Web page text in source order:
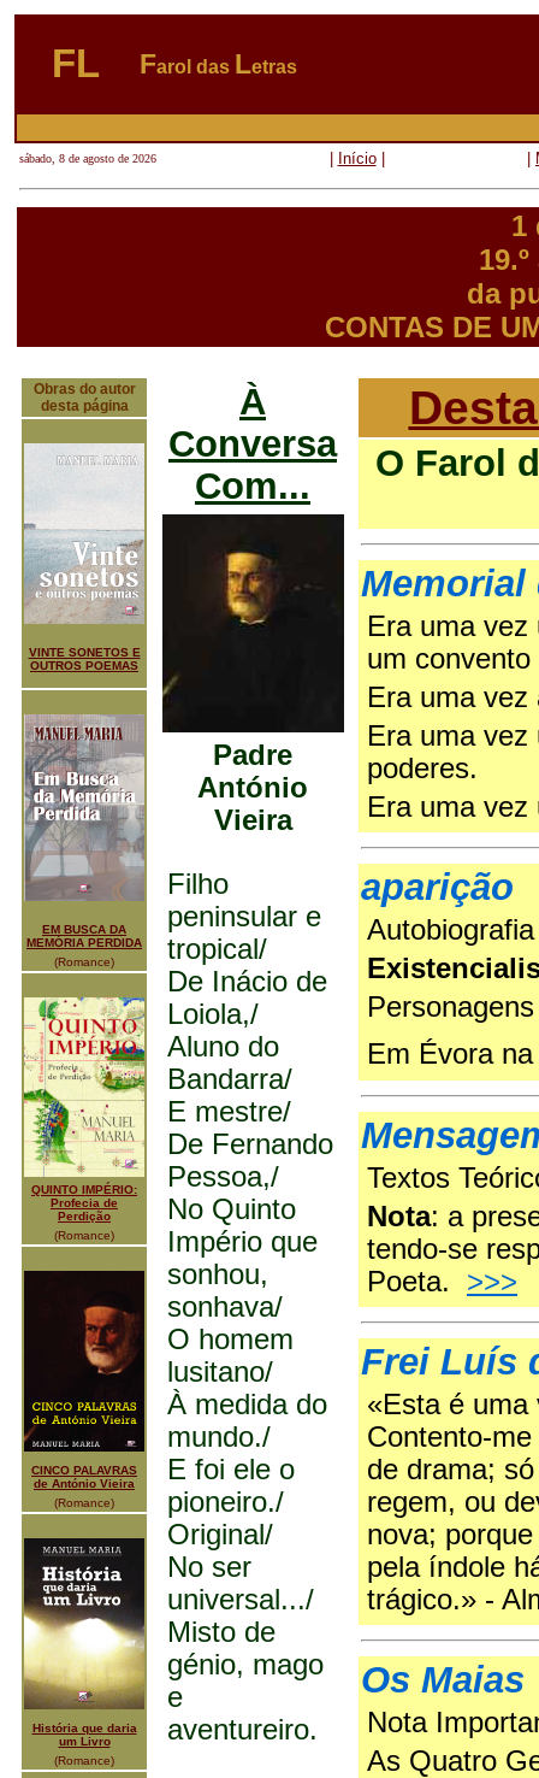
FL Farol das Letras
sábado, 8 de agosto de 2026 Início|
1
da
CONTAS DE
Obras do autor
desta página
VINTE SONETOS E
OUTROS POEMAS
EM BUSCA DA
MEMÓRIA PERDIDA
(Romance)
QUINTO IMPÉRIO:
Profecia de
Perdição
(Romance)
CINCO PALAVRAS
de António Vieira
(Romance)
História que daria
um Livro
(Romance)
À
Conversa
Com...
Padre
António
Vieira
Filho
peninsular e
tropical/
De Inácio de
Loiola,/
Aluno do
Bandarra/
E mestre/
De Fernando
Pessoa,/
No Quinto
Império que
sonhou,
sonhava/
O homem
lusitano/
À medida do
mundo./
E foi ele o
pioneiro./
Original/
No ser
universal.../
Misto de
génio, mago
e
aventureiro.
O Farol
Memorial
Era uma vez
um
Era uma vez
Era uma vez
poderes.
Era uma
aparição
Personagens
Em Évora na
Textos
Nota: a
tendo-se
Poeta.
>>>
Frei Luís
«Esta é uma
Contento-
de drama;
regem, ou
nova;
pela índole
trágico.» -
Os Maias
Nota
As Quatro